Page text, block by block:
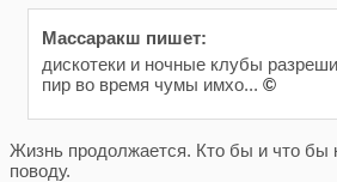
Массаракш пишет:
дискотеки и ночные клубы
пир во время чумы имхо... ©
Жизнь продолжается. Кто бы и что бы
поводу.